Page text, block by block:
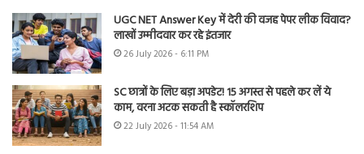
UGC NET Answer Key में देरी की वजह पेपर लीक विवाद?
लाखों उम्मीदवार कर रहे इंतजार
26 July 2026 - 6:11 PM
SC छात्रों के लिए बड़ा अपडेट! 15 अगस्त से पहले कर लें ये
काम, वरना अटक सकती है स्कॉलरशिप
22 July 2026 - 11:54 AM